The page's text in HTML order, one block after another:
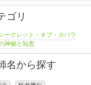
ゴリ
ークレット・オブ・カバラ
神秘と知恵
名から探す